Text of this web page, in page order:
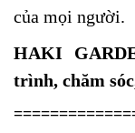
của mọi người.
HAKI
trình, chăm